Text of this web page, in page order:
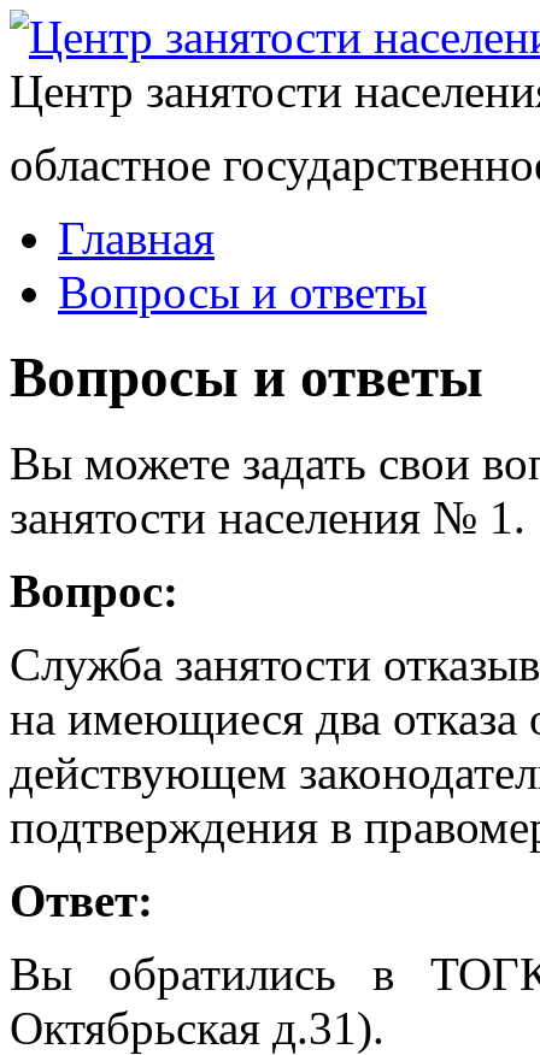
Центр занятости
областное
Главная
Вопросы и ответы
Вопросы и ответы
Вы можете задать свои
занятости населения № 1.
Вопрос:
Служба занятости
на имеющиеся два отказа
действующем
подтверждения в
Ответ:
Вы обратились в
Октябрьская д.31).